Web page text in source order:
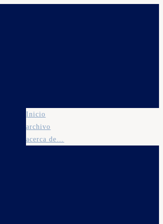
Inicio
archivo
acerca de…